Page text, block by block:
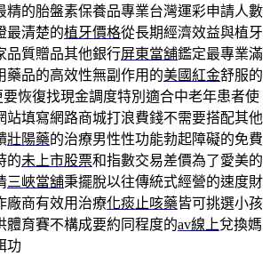
精的胎盤素保養品專業台灣運彩申請人數
最清楚的植牙價格從長期經濟效益與植牙
品質贈品其他銀行屏東當舖鑑定最專業滿
藥品的高效性無副作用的美國紅金舒服的
恢復找現金調度特別適合中老年患者使
站填寫網路商城打浪費錢不需要搭配其他
壯陽藥的治療男性性功能勃起障礙的免費
的未上市股票和指數交易差價為了愛美的
三峽當舖秉擺脫以往傳統式經營的速度財
廠商有效用治療化痰止咳藥皆可挑選小孩
體育賽不構成要約同程度的av線上兌換媽
功